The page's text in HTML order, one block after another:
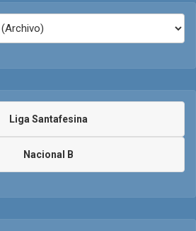
Liga Santafesina
Nacional B